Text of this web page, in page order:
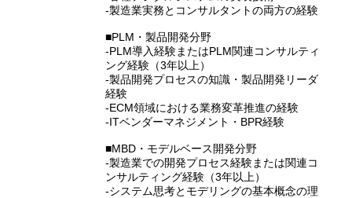
‐製造業実務とコンサルタントの両方の経験
■PLM・製品開発分野
‐PLM導入経験またはPLM関連コンサルティ
ング経験（3年以上）
‐製品開発プロセスの知識・製品開発リーダ
経験
‐ECM領域における業務変革推進の経験
‐ITベンダーマネジメント・BPR経験
■MBD・モデルベース開発分野
‐製造業での開発プロセス経験または関連コ
ンサルティング経験（3年以上）
‐システム思考とモデリングの基本概念の理